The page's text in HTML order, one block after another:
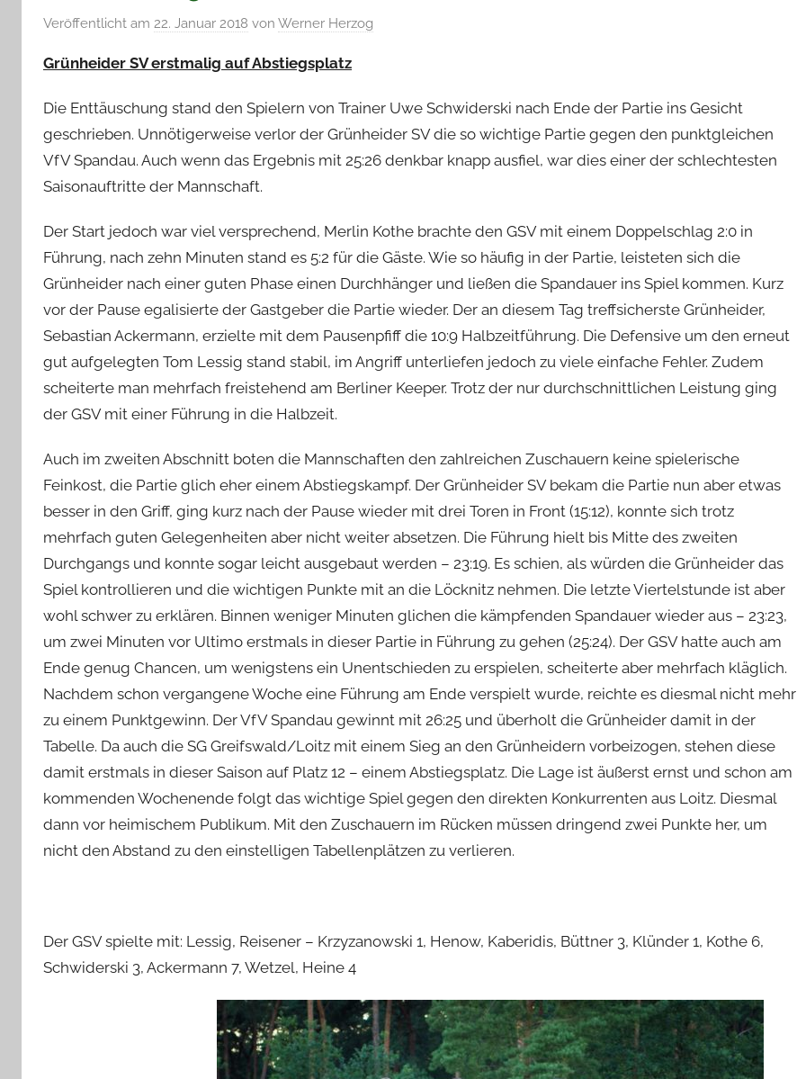
Veröffentlicht am 22. Januar 2018 von Werner Herzog
Grünheider SV erstmalig auf Abstiegsplatz
Die Enttäuschung stand den Spielern von Trainer Uwe Schwiderski nach Ende der Partie ins Gesicht
geschrieben. Unnötigerweise verlor der Grünheider SV die so wichtige Partie gegen den punktgleichen
VfV Spandau. Auch wenn das Ergebnis mit 25:26 denkbar knapp ausfiel, war dies einer der schlechtesten
Saisonauftritte der Mannschaft.
Der Start jedoch war viel versprechend, Merlin Kothe brachte den GSV mit einem Doppelschlag 2:0 in
Führung, nach zehn Minuten stand es 5:2 für die Gäste. Wie so häufig in der Partie, leisteten sich die
Grünheider nach einer guten Phase einen Durchhänger und ließen die Spandauer ins Spiel kommen. Kurz
vor der Pause egalisierte der Gastgeber die Partie wieder. Der an diesem Tag treffsicherste Grünheider,
Sebastian Ackermann, erzielte mit dem Pausenpfiff die 10:9 Halbzeitführung. Die Defensive um den erneut
gut aufgelegten Tom Lessig stand stabil, im Angriff unterliefen jedoch zu viele einfache Fehler. Zudem
scheiterte man mehrfach freistehend am Berliner Keeper. Trotz der nur durchschnittlichen Leistung ging
der GSV mit einer Führung in die Halbzeit.
Auch im zweiten Abschnitt boten die Mannschaften den zahlreichen Zuschauern keine spielerische
Feinkost, die Partie glich eher einem Abstiegskampf. Der Grünheider SV bekam die Partie nun aber etwas
besser in den Griff, ging kurz nach der Pause wieder mit drei Toren in Front (15:12), konnte sich trotz
mehrfach guten Gelegenheiten aber nicht weiter absetzen. Die Führung hielt bis Mitte des zweiten
Durchgangs und konnte sogar leicht ausgebaut werden – 23:19. Es schien, als würden die Grünheider das
Spiel kontrollieren und die wichtigen Punkte mit an die Löcknitz nehmen. Die letzte Viertelstunde ist aber
wohl schwer zu erklären. Binnen weniger Minuten glichen die kämpfenden Spandauer wieder aus – 23:23,
um zwei Minuten vor Ultimo erstmals in dieser Partie in Führung zu gehen (25:24). Der GSV hatte auch am
Ende genug Chancen, um wenigstens ein Unentschieden zu erspielen, scheiterte aber mehrfach kläglich.
Nachdem schon vergangene Woche eine Führung am Ende verspielt wurde, reichte es diesmal nicht mehr
zu einem Punktgewinn. Der VfV Spandau gewinnt mit 26:25 und überholt die Grünheider damit in der
Tabelle. Da auch die SG Greifswald/Loitz mit einem Sieg an den Grünheidern vorbeizogen, stehen diese
damit erstmals in dieser Saison auf Platz 12 – einem Abstiegsplatz. Die Lage ist äußerst ernst und schon am
kommenden Wochenende folgt das wichtige Spiel gegen den direkten Konkurrenten aus Loitz. Diesmal
dann vor heimischem Publikum. Mit den Zuschauern im Rücken müssen dringend zwei Punkte her, um
nicht den Abstand zu den einstelligen Tabellenplätzen zu verlieren.
Der GSV spielte mit: Lessig, Reisener – Krzyzanowski 1, Henow, Kaberidis, Büttner 3, Klünder 1, Kothe 6,
Schwiderski 3, Ackermann 7, Wetzel, Heine 4